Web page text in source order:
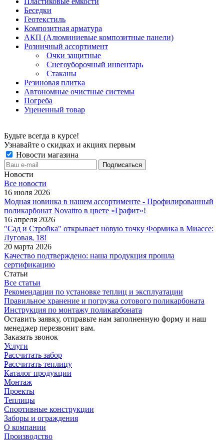
Беседки
Геотекстиль
Композитная арматура
АКП (Алюминиевые композитные панели)
Розничный ассортимент
Очки защитные
Снегоуборочный инвентарь
Стаканы
Резиновая плитка
Автономные очистные системы
Погреба
Уцененный товар
Будьте всегда в курсе!
Узнавайте о скидках и акциях первым
Новости магазина
Новости
Все новости
16 июля 2026
Модная новинка в нашем ассортименте - Профилированный
поликарбонат Novattro в цвете «Графит»!
16 апреля 2026
"Сад и Стройка" открывает новую точку Формика в Миассе:
Луговая, 18!
20 марта 2026
Качество подтверждено: наша продукция прошла
сертификацию
Статьи
Все статьи
Рекомендации по установке теплиц и эксплуатации
Правильное хранение и погрузка сотового поликарбоната
Инструкция по монтажу поликарбоната
Оставить заявку, отправьте нам заполненную форму и наш
менеджер перезвонит вам.
Заказать звонок
Услуги
Рассчитать забор
Рассчитать теплицу
Каталог продукции
Монтаж
Проекты
Теплицы
Спортивные конструкции
Заборы и ограждения
О компании
Производство